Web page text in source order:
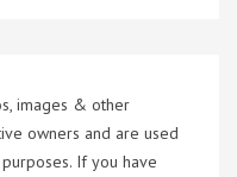
images & other
owners and are used
If you have